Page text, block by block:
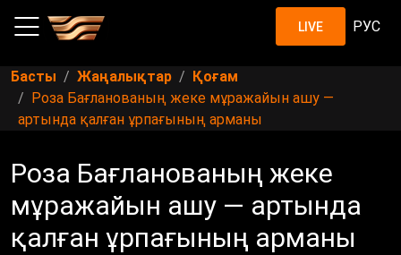
LIVE РУС
Басты Жаңалықтар
Қоғам
Роза Бағланованың жеке мұражайын ашу —
артында қалған ұрпағының арманы
Роза Бағланованың жеке
мұражайын ашу — артында
қалған ұрпағының арманы